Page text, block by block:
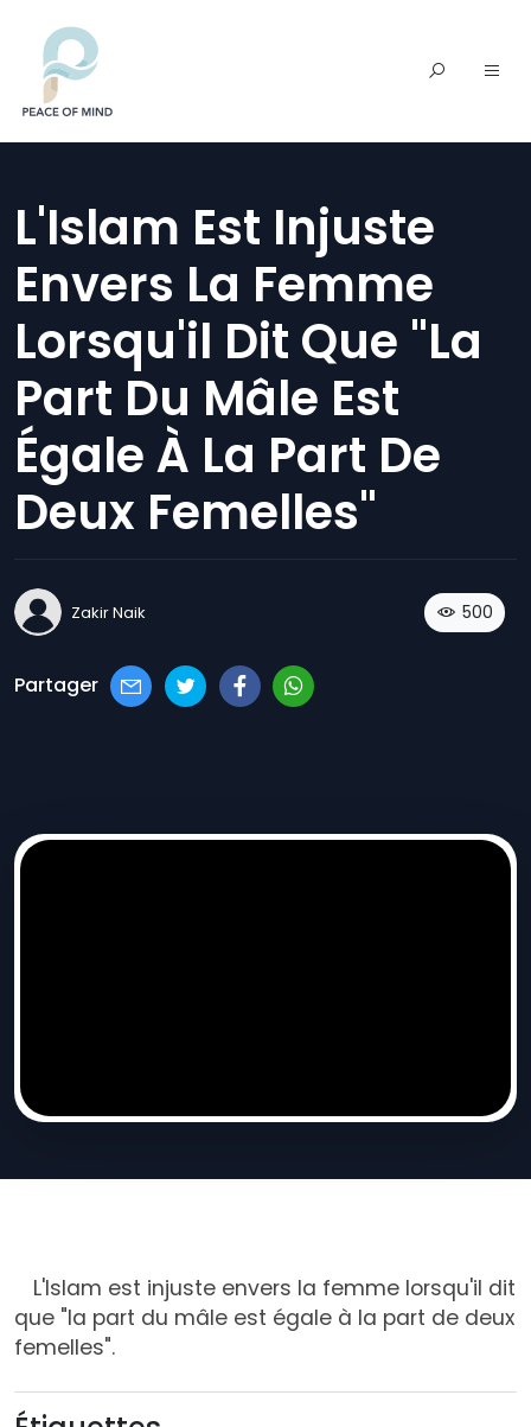
L'Islam Est Injuste
Envers La Femme
Lorsqu'il Dit Que "la
Part Du Mâle Est
Égale À La Part De
Deux Femelles"
Zakir Naik 500
Partager
L'Islam est injuste envers la femme lorsqu'il dit
que "la part du mâle est égale à la part de deux
femelles".